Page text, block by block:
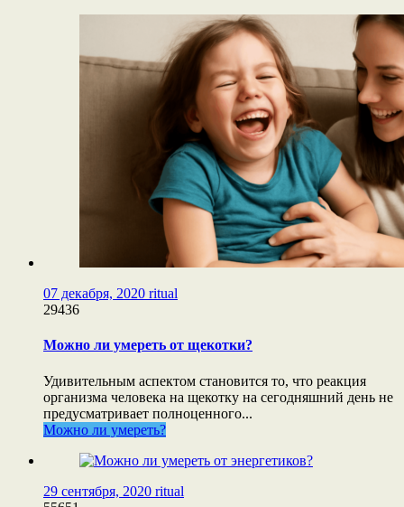
07 декабря, 2020 ritual
29436
Можно ли умереть от щекотки?
Удивительным аспектом становится то, что реакция
организма человека на щекотку на сегодняшний день не
предусматривает полноценного...
Можно ли умереть?
29 сентября, 2020 ritual